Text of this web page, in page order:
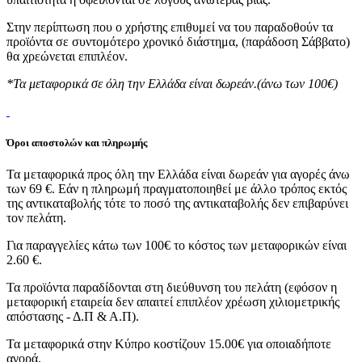
Στην περίπτωση που ο χρήστης επιθυμεί να του παραδοθούν τα
προϊόντα σε συντομότερο χρονικό διάστημα, (παράδοση Σάββατο)
θα χρεώνεται επιπλέον.
*Τα μεταφορικά σε όλη την Ελλάδα είναι δωρεάν.(άνω των 100€)
Όροι αποστολών και πληρωμής
Τα μεταφορικά προς όλη την Ελλάδα είναι δωρεάν για αγορές άνω
των 69 €. Εάν η πληρωμή πραγματοποιηθεί με άλλο τρόπος εκτός
της αντικαταβολής τότε το ποσό της αντικαταβολής δεν επιβαρύνει
τον πελάτη.
Για παραγγελίες κάτω των 100€ το κόστος των μεταφορικών είναι
2.60 €.
Τα προϊόντα παραδίδονται στη διεύθυνση του πελάτη (εφόσον η
μεταφορική εταιρεία δεν απαιτεί επιπλέον χρέωση χιλιομετρικής
απόστασης - Δ.Π & Α.Π).
Τα μεταφορικά στην Κύπρο κοστίζουν 15.00€ για οποιαδήποτε
αγορά.